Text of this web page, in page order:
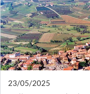
30/05/2025
Modena, Serata
Guidati da Valentina,
Lattea", un Micro-